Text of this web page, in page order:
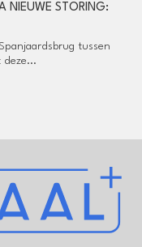
NIEUWE STORING:
tussen
deze...